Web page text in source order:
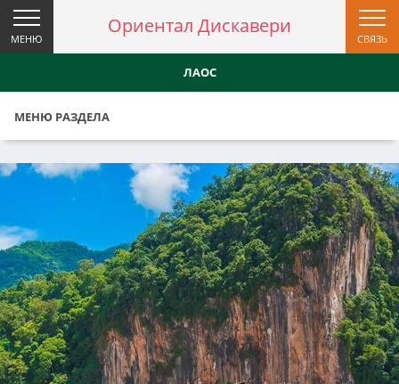
ЛАОС
МЕНЮ РАЗДЕЛА
МЕНЮ СВЯЗЬ
Ориентал Дискавери